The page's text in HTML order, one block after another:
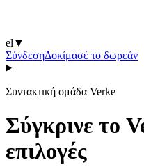
el ▼
ΣύνδεσηΔοκίμασέ το δωρεάν
Συντακτική ομάδα Verke
Σύγκρινε το
επιλογές